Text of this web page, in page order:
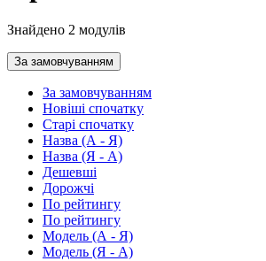
Знайдено 2 модулів
За замовчуванням
За замовчуванням
Новіші спочатку
Старі спочатку
Назва (А - Я)
Назва (Я - А)
Дешевші
Дорожчі
По рейтингу
По рейтингу
Модель (А - Я)
Модель (Я - А)